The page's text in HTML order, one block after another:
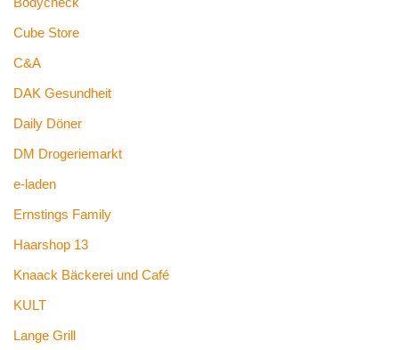
Cube Store
C&A
DAK Gesundheit
Daily Döner
DM Drogeriemarkt
e-laden
Ernstings Family
Haarshop 13
Knaack Bäckerei und Café
KULT
Lange Grill